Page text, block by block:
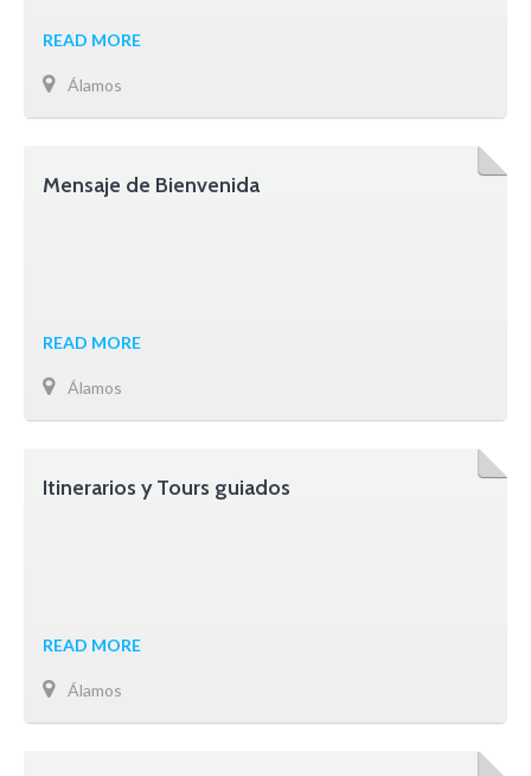
READ MORE
Álamos
Mensaje de Bienvenida
READ MORE
Álamos
Itinerarios y Tours guiados
READ MORE
Álamos